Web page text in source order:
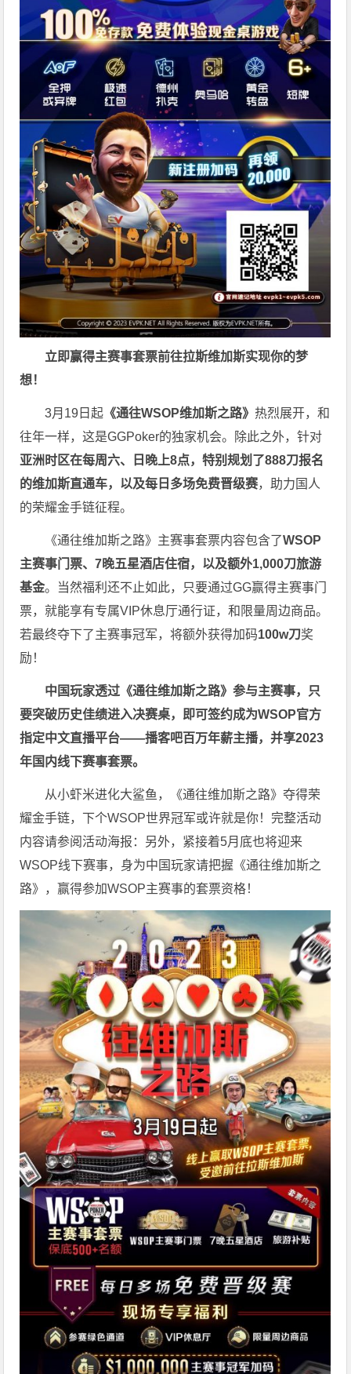
立即赢得主赛事套票前往拉斯维加斯实现你的梦
想！
3月19日起 《通往WSOP维加斯之路》 热烈展开，和
往年一样，这是GGPoker的独家机会。除此之外，针对
亚洲时区在每周六、日晚上8点，特别规划了888刀报名
的维加斯直通车，以及每日多场免费晋级赛，助力国人
的荣耀金手链征程。
《通往维加斯之路》主赛事套票内容包含了WSOP
主赛事门票、7晚五星酒店住宿，以及额外1,000刀旅游
基金。当然福利还不止如此，只要通过GG赢得主赛事门
票，就能享有专属VIP休息厅通行证，和限量周边商品。
若最终夺下了主赛事冠军，将额外获得加码100w刀奖
励！
中国玩家透过《通往维加斯之路》参与主赛事，只
要突破历史佳绩进入决赛桌，即可签约成为WSOP官方
指定中文直播平台——播客吧百万年薪主播，并享2023
年国内线下赛事套票。
从小虾米进化大鲨鱼，《通往维加斯之路》夺得荣
耀金手链，下个WSOP世界冠军或许就是你！完整活动
内容请参阅活动海报： 另外，紧接着5月底也将迎来
WSOP线下赛事，身为中国玩家请把握《通往维加斯之
路》，赢得参加WSOP主赛事的套票资格！